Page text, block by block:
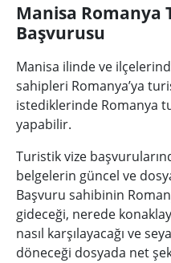
Manisa Romanya
Başvurusu
Manisa ilinde ve
sahipleri Romanya’ya
istediklerinde Romanya
yapabilir.
Turistik vize
belgelerin güncel ve
Başvuru sahibinin
gideceği, nerede
nasıl karşılayacağı ve
döneceği dosyada net